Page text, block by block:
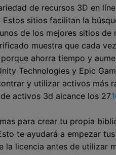
de recursos 3D en
Estos sitios facilitan la
de los mejores sitios
muestra que cada
ahorra tiempo y
Technologies y Epic
y utilizar activos más
activos 3d alcance los 27
para crear tu propia
te ayudará a empezar
la licencia antes de utilizar